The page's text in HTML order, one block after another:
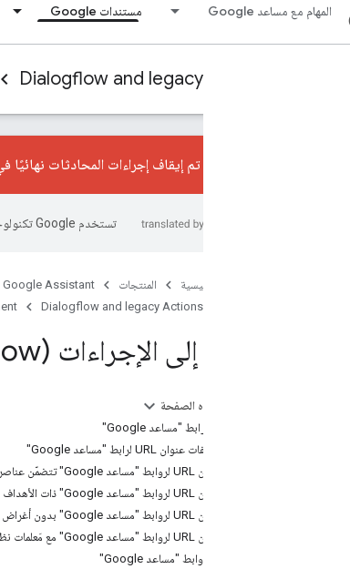
المهام مع مساعد Google مستندات Google
Dialogflow and legacy Actions SDK
تم إيقاف إجراءات المحادثات نهائيًا في 13 حزيران (يونيو) 2023. لمزيد من المعلومات، يُرجى الاطّلاع
تستخدم Google تكنولوجيا الذكاء الاصطناعي لترجمة المحتوى إلى لغتك المفضّلة، وقد تتضمّن بعض الأخطاء.
الصفحة الرئيسية المنتجات Google Assistant
Dialogflow and legacy Actions SDK
رابط إلى الإجراءات (Dialogflow)
على هذه الصفحة
مَعلمات رابط "مساعد Google"
مواصفات عنوان URL لرابط "مساعد Google"
عناوين URL لروابط "مساعد Google" تتضمّن عناصر مضمَّنة
عناوين URL لروابط "مساعد Google" ذات الأهداف المخصّصة حسب النية بالشراء
عناوين URL لروابط "مساعد Google" بدون أغراض
عناوين URL لروابط "مساعد Google" مع مَعلمات نظام مراقبة الزيارات من Urchin
اختبار روابط "مساعد Google"